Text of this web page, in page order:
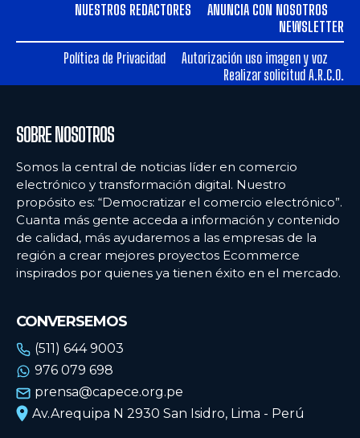
NUESTROS REDACTORES
ANUNCIA CON NOSOTROS
NEWSLETTER
Política de Privacidad
Autorización uso imagen y voz
Realizar solicitud A.R.C.O.
SOBRE NOSOTROS
Somos la central de noticias líder en comercio
electrónico y transformación digital. Nuestro
propósito es: “Democratizar el comercio electrónico”.
Cuanta más gente acceda a información y contenido
de calidad, más ayudaremos a las empresas de la
región a crear mejores proyectos Ecommerce
inspirados por quienes ya tienen éxito en el mercado.
CONVERSEMOS
(511) 644 9003
976 079 698
prensa@capece.org.pe
Av.Arequipa N 2930 San Isidro, Lima - Perú